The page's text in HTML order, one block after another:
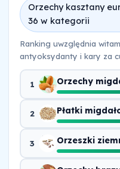
Orzechy kasztany
36 w kategorii
Ranking uwzględnia
antyoksydanty i kary za
1 Orzechy
2 Płatki
3 Orzeszki